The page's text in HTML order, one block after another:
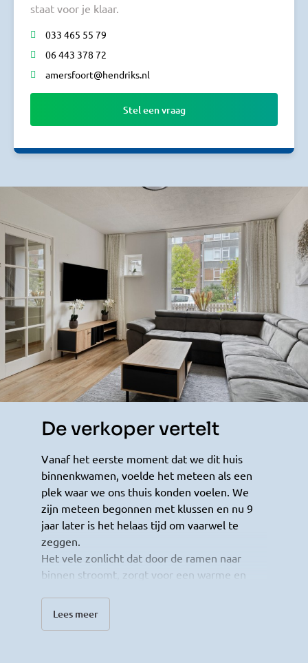
staat voor je klaar.
033 465 55 79
06 443 378 72
amersfoort@hendriks.nl
Stel een vraag
De verkoper vertelt
Vanaf het eerste moment dat we dit huis
binnenkwamen, voelde het meteen als een
plek waar we ons thuis konden voelen. We
zijn meteen begonnen met klussen en nu 9
jaar later is het helaas tijd om vaarwel te
zeggen.
Het vele zonlicht dat door de ramen naar
binnen stroomt, zorgt voor een warme en
Lees meer